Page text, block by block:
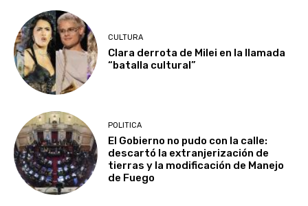
CULTURA
Clara derrota de Milei en la llamada
“batalla cultural”
POLITICA
El Gobierno no pudo con la calle:
descartó la extranjerización de
tierras y la modificación de Manejo
de Fuego